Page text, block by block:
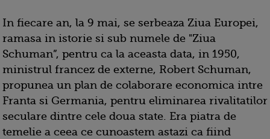
In fiecare an, la 9 mai, se serbeaza Ziua Europei,
ramasa in istorie si sub numele de "Ziua
Schuman”, pentru ca la aceasta data, in 1950,
ministrul francez de externe, Robert Schuman,
propunea un plan de colaborare economica intre
Franta si Germania, pentru eliminarea rivalitatilor
seculare dintre cele doua state. Era piatra de
temelie a ceea ce cunoastem astazi ca fiind